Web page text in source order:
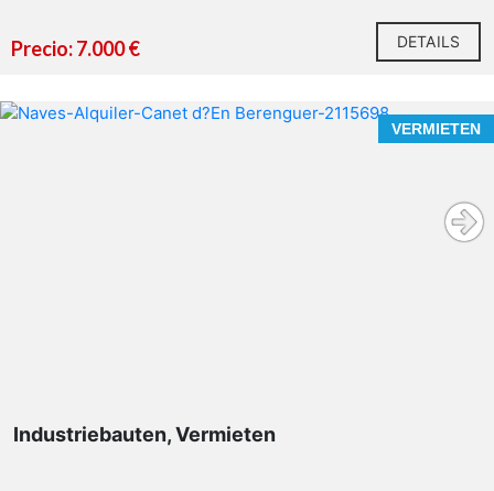
Precio: 7.000 € DETAILS
VERMIETEN
Industriebauten, Vermieten